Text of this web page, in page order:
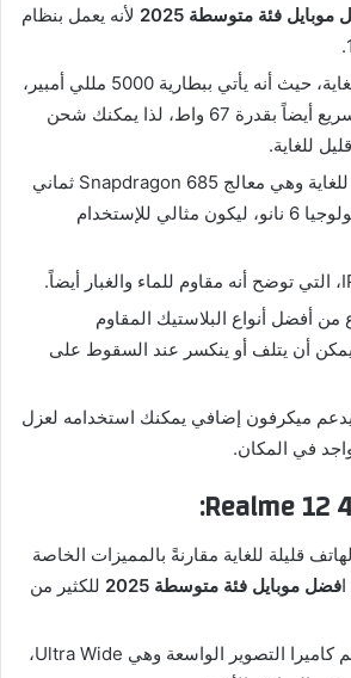
موبايل فئة متوسطة 2025
لأنه يعمل بنظام
ذو بطارية قوية للغاية، حيث أنه يأتي ببطارية 5000 مللي أمبير،
ويدعم الشحن السريع أيضاً بقدرة 67 واط، لذا يمكنك شحن
للغاية.
يأتي بمعالج قوي للغاية وهي معالج Snapdragon 685 ثماني
النواة، ويأتي بتكنولوجيا 6 نانو، ليكون مثالي للإستخدام
أفضل أنواع البلاستيك المقاوم
يمكن أن يتلف أو ينكسر عند السقوط على
يدعم ميكرفون إضافي يمكنك استخدامه لعزل
في المكان.
قليلة للغاية مقارنةً بالمميزات الخاصة
فضل موبايل فئة متوسطة 2025
للكثير من
هذا الهاتف لا يدعم كاميرا التصوير الواسعة وهي Ultra Wide،